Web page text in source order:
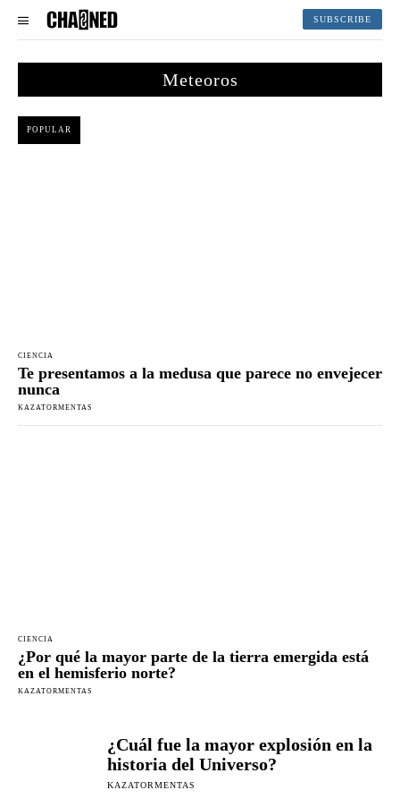
SUBSCRIBE
Meteoros
POPULAR
CIENCIA
Te presentamos a la medusa que parece no envejecer
nunca
KAZATORMENTAS
CIENCIA
¿Por qué la mayor parte de la tierra emergida está
en el hemisferio norte?
KAZATORMENTAS
¿Cuál fue la mayor explosión en la
historia del Universo?
KAZATORMENTAS